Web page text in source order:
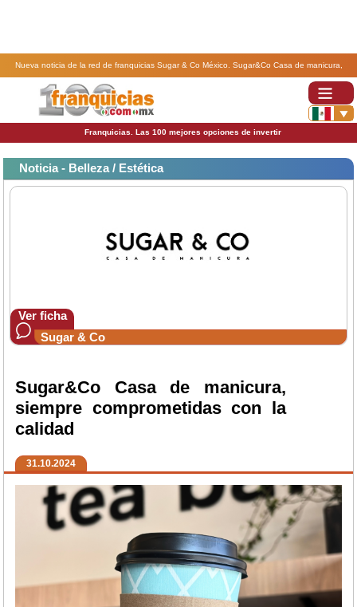
Nueva noticia de la red de franquicias Sugar & Co México. Sugar&Co Casa de manicura,
siempre comprometidas con la calidad.
Franquicias. Las 100 mejores opciones de invertir
Noticia - Belleza / Estética
Ver ficha
Sugar & Co
Sugar&Co Casa de manicura,
siempre comprometidas con la
calidad
31.10.2024